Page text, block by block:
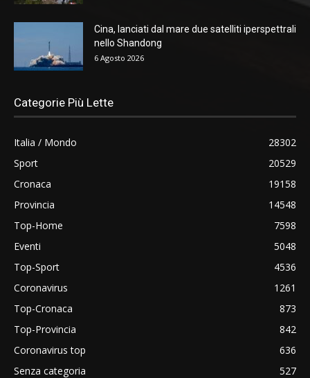
Cina, lanciati dal mare due satelliti iperspettrali
nello Shandong
6 Agosto 2026
Categorie Più Lette
Italia / Mondo
28302
Sport
20529
Cronaca
19158
Provincia
14548
Top-Home
7598
Eventi
5048
Top-Sport
4536
Coronavirus
1261
Top-Cronaca
873
Top-Provincia
842
Coronavirus top
636
Senza categoria
527